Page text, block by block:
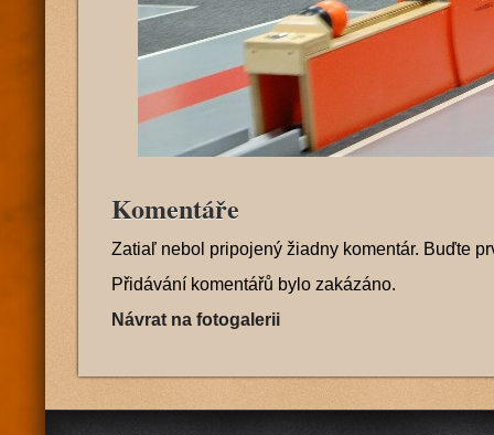
Komentáře
Zatiaľ nebol pripojený žiadny komentár. Buďte
Přidávání komentářů bylo zakázáno.
Návrat na fotogalerii